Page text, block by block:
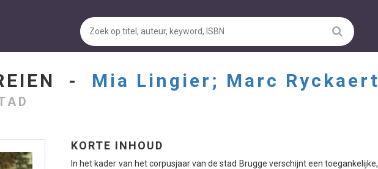
- Mia Lingier; Marc Ryckaert
KORTE INHOUD
In het kader van het corpusjaar van de stad Brugge verschijnt een toegankelijke,